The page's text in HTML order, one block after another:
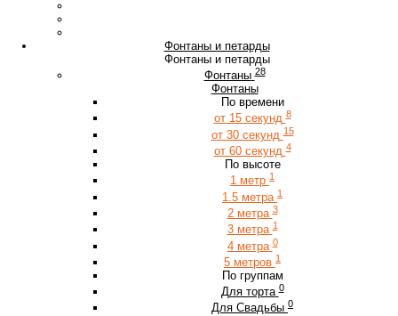
Фонтаны и петарды
Фонтаны и петарды
Фонтаны 28
Фонтаны
По времени
от 15 секунд 8
от 30 секунд 15
от 60 секунд 4
По высоте
1 метр 1
1.5 метра 1
2 метра 3
3 метра 1
4 метра 0
5 метров 1
По группам
Для торта 0
Для Свадьбы 0